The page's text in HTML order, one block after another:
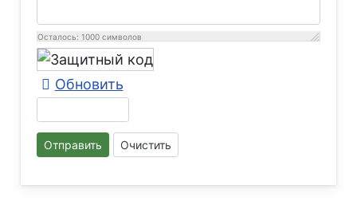
Осталось: 1000 символов
Обновить
Отправить Очистить